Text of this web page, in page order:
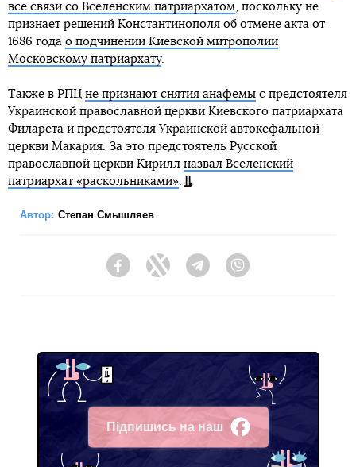
все связи со Вселенским патриархатом, поскольку не
признает решений Константинополя об отмене акта от
1686 года о подчинении Киевской митрополии
Московскому патриархату.
Также в РПЦ не признают снятия анафемы с предстоятеля
Украинской православной церкви Киевского патриархата
Филарета и предстоятеля Украинской автокефальной
церкви Макария. За это предстоятель Русской
православной церкви Кирилл назвал Вселенский
патриархат «раскольниками».
Автор: Степан Смышляев
FacebookTwitter Telegram
Підпишись на наш
Facebook